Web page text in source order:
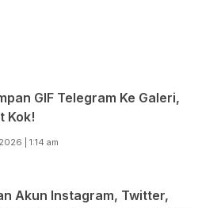
GIF Telegram Ke Galeri,
Kok!
| 1:14 am
Akun Instagram, Twitter,